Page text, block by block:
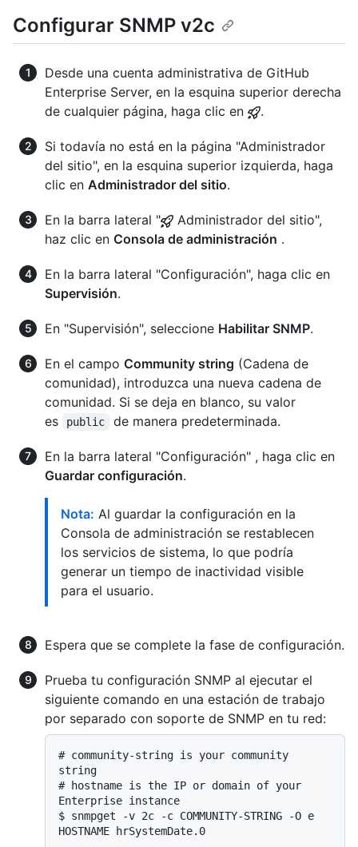
Configurar SNMP v2c
Desde una cuenta administrativa de GitHub
Enterprise Server, en la esquina superior derecha
de cualquier página, haga clic en
.
Si todavía no está en la página "Administrador
del sitio", en la esquina superior izquierda, haga
clic en Administrador del sitio.
En la barra lateral "
Administrador del sitio",
haz clic en Consola de administración .
En la barra lateral "Configuración", haga clic en
Supervisión.
En "Supervisión", seleccione Habilitar SNMP.
En el campo Community string (Cadena de
comunidad), introduzca una nueva cadena de
comunidad. Si se deja en blanco, su valor
es
public de manera predeterminada.
En la barra lateral "Configuración" , haga clic en
Guardar configuración.
Nota: Al guardar la configuración en la
Consola de administración se restablecen
los servicios de sistema, lo que podría
generar un tiempo de inactividad visible
para el usuario.
Espera que se complete la fase de configuración.
Prueba tu configuración SNMP al ejecutar el
siguiente comando en una estación de trabajo
por separado con soporte de SNMP en tu red:
# community-string is your community
string
# hostname is the IP or domain of your
Enterprise instance
$ snmpget -v 2c -c COMMUNITY-STRING -O e
HOSTNAME hrSystemDate.0